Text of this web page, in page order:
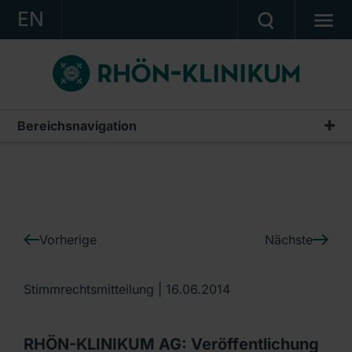
EN
KONZERN
KLINIKEN
KARRIERE
Ein Unternehmen der RHÖN-KLINIKUM AG
Bereichsnavigation
IR-News
Vorherige Nächste
Stimmrechtsmitteilung | 16.06.2014
RHÖN-KLINIKUM AG: Veröffentlichung